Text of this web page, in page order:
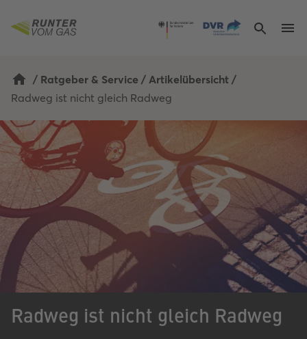
/ Ratgeber & Service / Artikelübersicht /
Radweg ist nicht gleich Radweg
Radweg ist nicht gleich Radweg